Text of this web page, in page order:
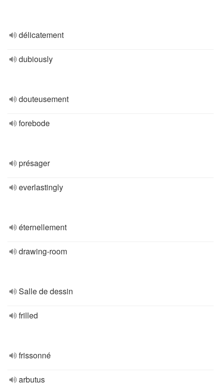
délicatement
dubiously
douteusement
forebode
présager
everlastingly
éternellement
drawing-room
Salle de dessin
frilled
frissonné
arbutus